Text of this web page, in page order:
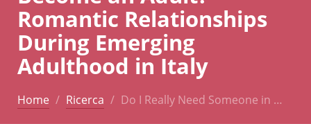
Romantic Relationships
During Emerging
Adulthood in Italy
Home Ricerca Do I Really Need Someone in …